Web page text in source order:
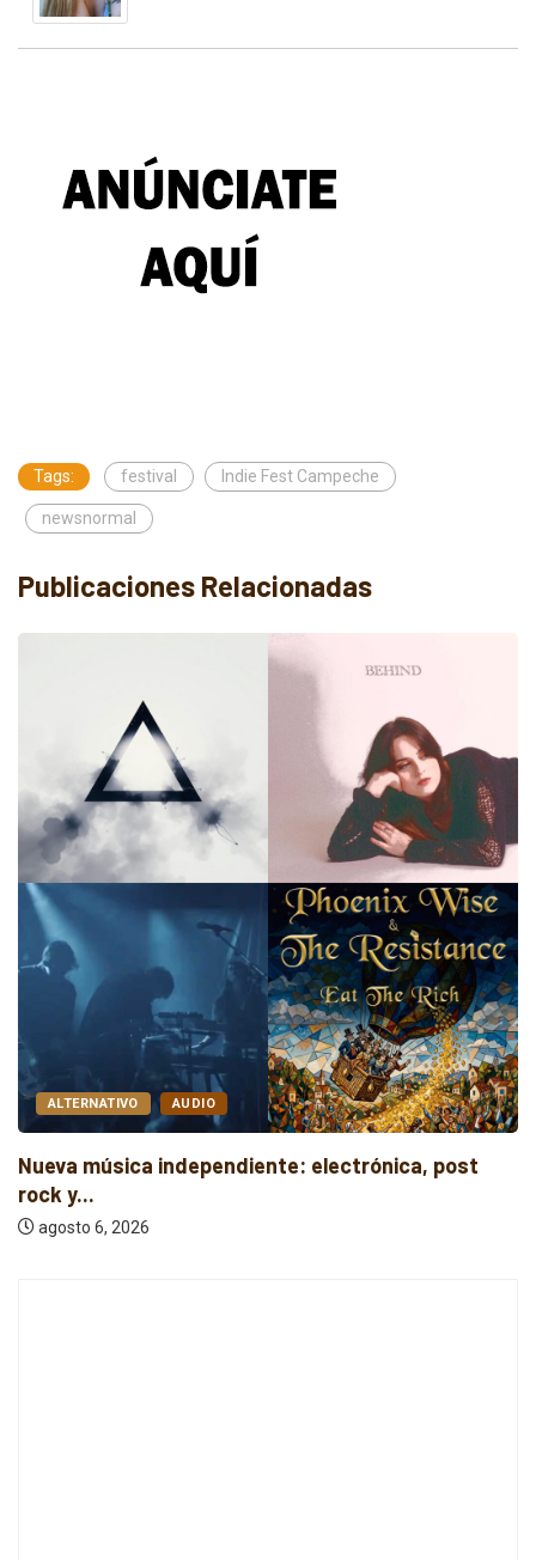
Tags: festival Indie Fest Campeche
newsnormal
Publicaciones Relacionadas
ALTERNATIVO AUDIO
Nueva música independiente: electrónica, post
rock y...
agosto 6, 2026